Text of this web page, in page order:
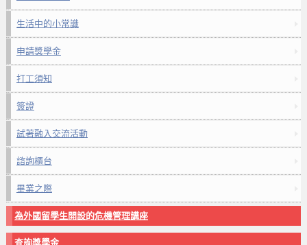
生活中的小常識
申請獎學金
打工須知
簽證
試著融入交流活動
諮詢櫃台
畢業之際
為外國留學生開設的危機管理講座
查詢獎學金